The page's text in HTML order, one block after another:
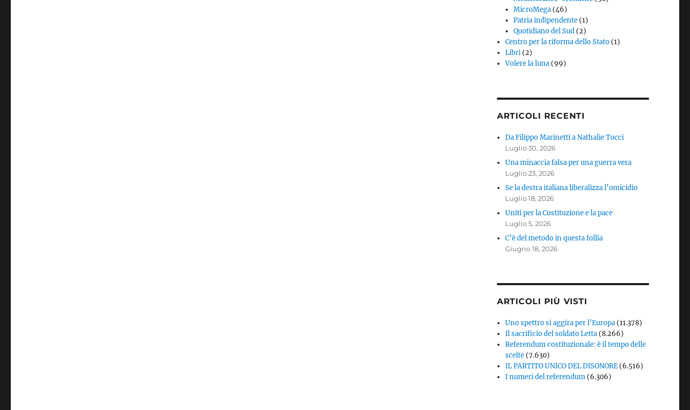
MicroMega (46)
Patria indipendente (1)
Quotidiano del Sud (2)
Centro per la riforma dello Stato (1)
Libri (2)
Volere la luna (99)
ARTICOLI RECENTI
Da Filippo Marinetti a Nathalie Tocci
Luglio 30, 2026
Una minaccia falsa per una guerra vera
Luglio 23, 2026
Se la destra italiana liberalizza l’omicidio
Luglio 18, 2026
Uniti per la Costituzione e la pace
Luglio 5, 2026
C’è del metodo in questa follia
Giugno 18, 2026
ARTICOLI PIÙ VISTI
Uno spettro si aggira per l’Europa (11.378)
Il sacrificio del soldato Letta (8.266)
Referendum costituzionale: è il tempo delle
scelte (7.630)
IL PARTITO UNICO DEL DISONORE (6.516)
I numeri del referendum (6.306)